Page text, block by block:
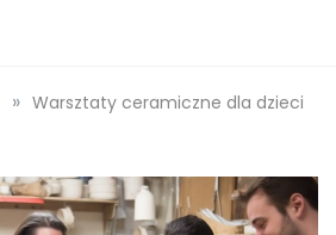
» Warsztaty ceramiczne dla dzieci